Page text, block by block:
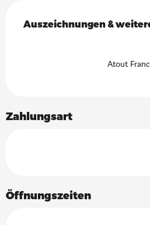
Auszeichnungen &
Auszeichnungen &
Atout
Zahlungsart
Öffnungszeiten